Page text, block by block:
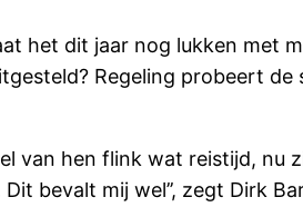
het dit jaar nog lukken met
Regeling probeert de
van hen flink wat reistijd, nu
bevalt mij wel’’, zegt Dirk